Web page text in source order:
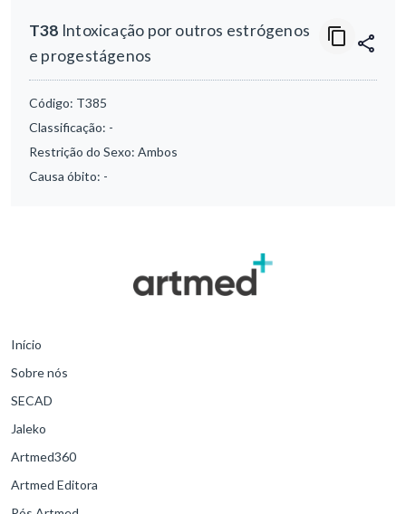
T38 Intoxicação por outros estrógenos
e progestágenos
Código: T385
Classificação: -
Restrição do Sexo: Ambos
Causa óbito: -
Início
Sobre nós
SECAD
Jaleko
Artmed360
Artmed Editora